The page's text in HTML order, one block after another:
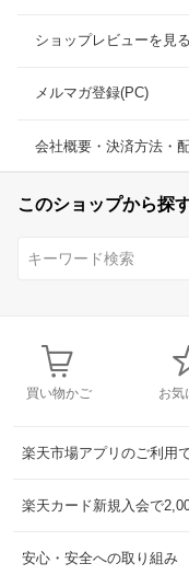
ショップレビューを見る
メルマガ登録(PC)
会社概要・決済方法・
このショップから探
買い物かご お気
楽天市場アプリのご利用
楽天カード新規入会で
安心・安全への取り組み